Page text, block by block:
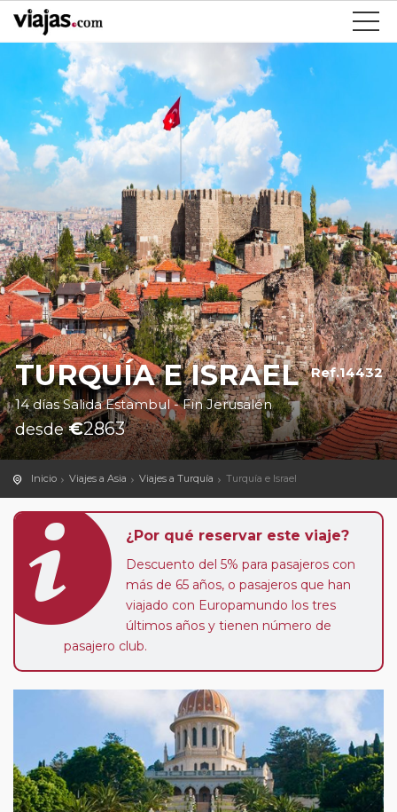
TURQUÍA E ISRAEL Ref.14432
14 días Salida Estambul - Fin Jerusalén
desde€2863
Inicio Viajes a Asia Viajes a Turquía Turquía e Israel
¿Por qué reservar este viaje?
Descuento del 5% para pasajeros con
más de 65 años, o pasajeros que han
viajado con Europamundo los tres
últimos años y tienen número de
pasajero club.